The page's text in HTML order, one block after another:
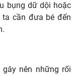
bụng dữ dội hoặc
cần đưa bé đến
nên những rối